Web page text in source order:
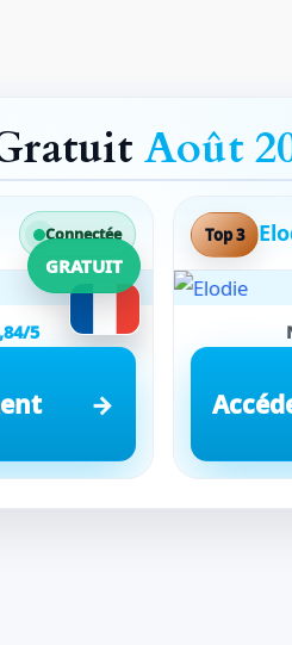
Août
Connectée
GRATUIT
5
Top 3